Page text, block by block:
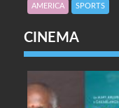
AMERICA SPORTS
CINEMA